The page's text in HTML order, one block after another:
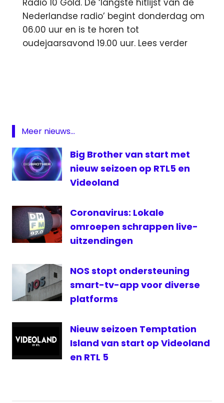
Radio 10 Gold. De ‘langste hitlijst van de
Nederlandse radio’ begint donderdag om
06.00 uur en is te horen tot
oudejaarsavond 19.00 uur. Lees verder
Philips
RTL5
Meer nieuws...
Big Brother van start met
nieuw seizoen op RTL5 en
Videoland
Coronavirus: Lokale
omroepen schrappen live-
uitzendingen
NOS stopt ondersteuning
smart-tv-app voor diverse
platforms
Nieuw seizoen Temptation
Island van start op Videoland
en RTL 5